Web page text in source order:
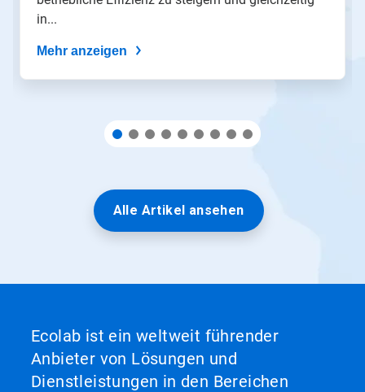
Folien-
Punkten
in...
Mehr anzeigen
Alle Artikel ansehen
Ecolab ist ein weltweit führender
Anbieter von Lösungen und
Dienstleistungen in den Bereichen